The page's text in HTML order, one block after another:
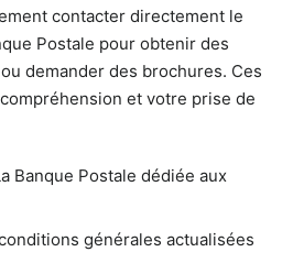
contacter directement le
Postale pour obtenir des
demander des brochures. Ces
et votre prise de
Banque Postale dédiée aux
générales actualisées